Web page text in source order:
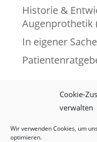
Cookie-
verwalten
Wir verwenden Cookies, um
optimieren.
Historie &
Augenprothetik
In eigener Sache
Impressum